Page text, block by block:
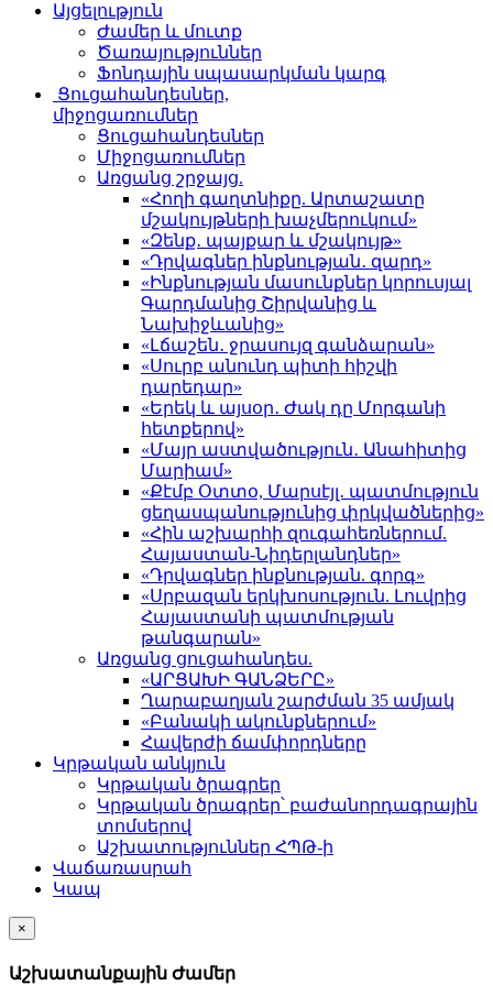
Այցելություն
Ժամեր և մուտք
Ծառայություններ
Ֆոնդային սպասարկման կարգ
Ցուցահանդեսներ,
միջոցառումներ
Ցուցահանդեսներ
Միջոցառումներ
Առցանց շրջայց.
«Հողի գաղտնիքը. Արտաշատը
մշակույթների խաչմերուկում»
«Զենք․ պայքար և մշակույթ»
«Դրվագներ ինքնության․ զարդ»
«Ինքնության մասունքներ կորուսյալ
Գարդմանից Շիրվանից և
Նախիջևանից»
«Լճաշեն․ ջրասույզ գանձարան»
«Սուրբ անունդ պիտի հիշվի
դարեդար»
«Երեկ և այսօր․ Ժակ դը Մորգանի
հետքերով»
«Մայր աստվածություն․ Անահիտից
Մարիամ»
«Քէմբ Օտտօ, Մարսէյլ․ պատմություն
ցեղասպանությունից փրկվածներից»
«Հին աշխարհի զուգահեռներում.
Հայաստան-Նիդերլանդներ»
«Դրվագներ ինքնության. գորգ»
«Սրբազան երկխոսություն. Լուվրից
Հայաստանի պատմության
թանգարան»
Առցանց ցուցահանդես.
«ԱՐՑԱԽԻ ԳԱՆՁԵՐԸ»
Ղարաբաղյան շարժման 35 ամյակ
«Բանակի ակունքներում»
Հավերժի ճամփորդները
Կրթական անկյուն
Կրթական ծրագրեր
Կրթական ծրագրեր՝ բաժանորդագրային
տոմսերով
Աշխատություններ ՀՊԹ-ի
Վաճառասրահ
Կապ
×
Աշխատանքային Ժամեր